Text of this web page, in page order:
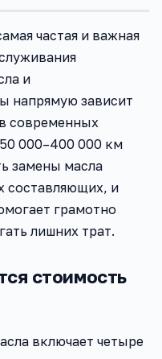
частая и важная
и
напрямую зависит
современных
000–400 000 км
замены масла
составляющих, и
грамотно
лишних трат.
стоимость
включает четыре